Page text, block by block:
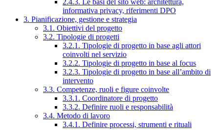
2.4.3. Le basi del sito web: architettura,
informativa privacy, riferimenti DPO
3. Pianificazione, gestione e strategia
3.1. Obiettivi del progetto
3.2. Tipologie di progetti
3.2.1. Tipologie di progetto in base agli attori
coinvolti nel servizio
3.2.2. Tipologie di progetto in base al focus
3.2.3. Tipologie di progetto in base all’ambito di
intervento
3.3. Competenze, ruoli e figure coinvolte
3.3.1. Coordinatore di progetto
3.3.2. Definire ruoli e responsabilità
3.4. Metodo di lavoro
3.4.1. Definire processi, strumenti e rituali